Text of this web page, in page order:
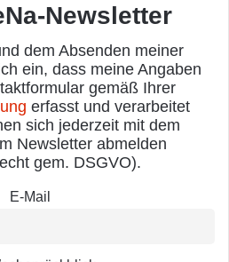
Newsletter
dem Absenden meiner
ein, dass meine Angaben
gemäß Ihrer
erfasst und verarbeitet
sich jederzeit mit dem
Newsletter abmelden
gem. DSGVO).
E-Mail